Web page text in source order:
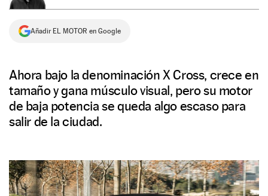
Añadir EL MOTOR en Google
Ahora bajo la denominación X Cross, crece en
tamaño y gana músculo visual, pero su motor
de baja potencia se queda algo escaso para
salir de la ciudad.